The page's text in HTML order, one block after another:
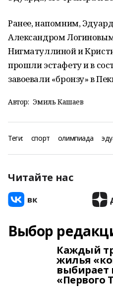
Ранее, напомним,
Александром
Нигматуллиной и
прошли эстафету и в
завоевали «бронзу» в
Автор: Эмиль Кашаев
Теги: спорт олимпиада
Читайте нас
Выбор
Каждый
жилья
выбирает
«Первого